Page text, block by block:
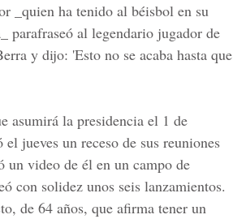
_quien ha tenido al béisbol en su
parafraseó al legendario jugador de
y dijo: 'Esto no se acaba hasta que
asumirá la presidencia el 1 de
el jueves un receso de sus reuniones
un video de él en un campo de
con solidez unos seis lanzamientos.
de 64 años, que afirma tener un